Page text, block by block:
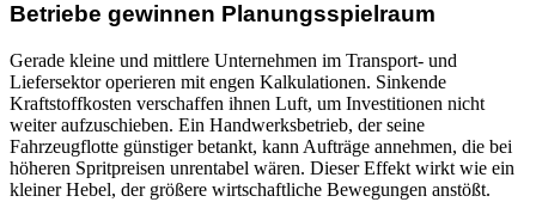
Betriebe gewinnen Planungsspielraum
Gerade kleine und mittlere Unternehmen im Transport- und
Liefersektor operieren mit engen Kalkulationen. Sinkende
Kraftstoffkosten verschaffen ihnen Luft, um Investitionen nicht
weiter aufzuschieben. Ein Handwerksbetrieb, der seine
Fahrzeugflotte günstiger betankt, kann Aufträge annehmen, die bei
höheren Spritpreisen unrentabel wären. Dieser Effekt wirkt wie ein
kleiner Hebel, der größere wirtschaftliche Bewegungen anstößt.